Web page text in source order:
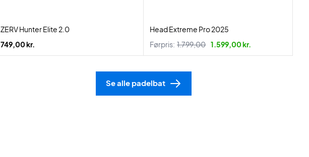
ZERV Hunter Elite 2.0
749,00 kr.
Head Extreme Pro 2025
Førpris: 1.799,00 1.599,00 kr.
Se alle padelbat